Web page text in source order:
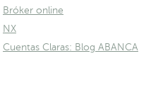
Bróker online
NX
Cuentas Claras: Blog ABANCA